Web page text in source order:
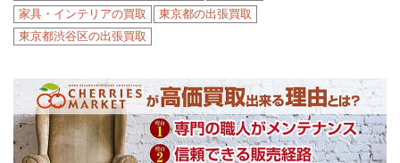
家具・インテリアの買取
東京都の出張買取
東京都渋谷区の出張買取